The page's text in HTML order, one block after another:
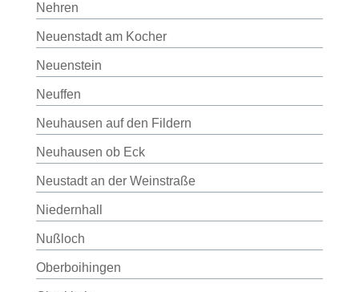
Nehren
Neuenstadt am Kocher
Neuenstein
Neuffen
Neuhausen auf den Fildern
Neuhausen ob Eck
Neustadt an der Weinstraße
Niedernhall
Nußloch
Oberboihingen